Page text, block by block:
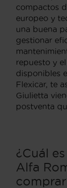
compactos
europeo y
una buena
gestionar
repuesto y
disponibles
Flexicar, te
Giulietta
postventa
¿Cuál
Alfa